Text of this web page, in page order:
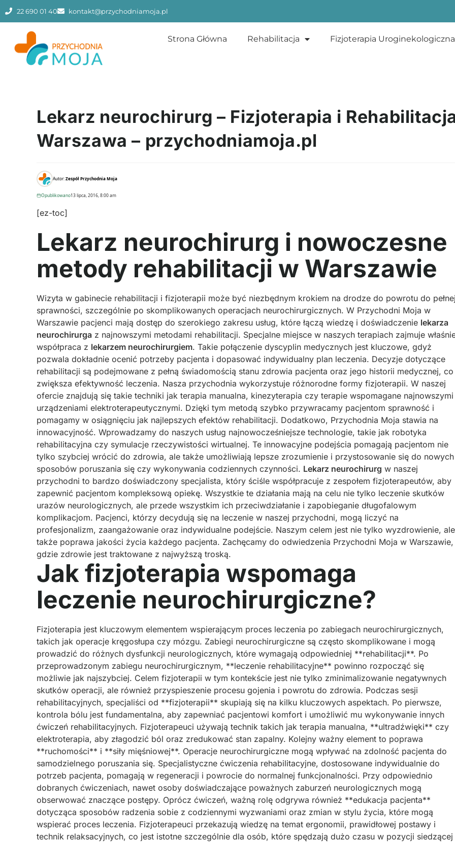
22 690 01 40 kontakt@przychodniamoja.pl
Strona Główna Rehabilitacja Fizjoterapia Uroginekologiczna
Lekarz neurochirurg – Fizjoterapia i
Warszawa – przychodniamoja.pl
Autor:Zespół Przychodnia Moja
Opublikowano13 lipca, 2016, 8:00 am
[ez-toc]
Lekarz neurochirurg i nowoczesne
metody rehabilitacji w Warszawie
Wizyta w gabinecie rehabilitacji i fizjoterapii może być niezbędnym krokiem na drodze do powrotu do
sprawności, szczególnie po skomplikowanych operacjach neurochirurgicznych. W Przychodni Moja w
Warszawie pacjenci mają dostęp do szerokiego zakresu usług, które łączą wiedzę i doświadczenie lekarza
neurochirurga z najnowszymi metodami rehabilitacji. Specjalne miejsce w naszych terapiach zajmuje
współpraca z lekarzem neurochirurgiem. Takie połączenie dyscyplin medycznych jest kluczowe, gdyż
pozwala dokładnie ocenić potrzeby pacjenta i dopasować indywidualny plan leczenia. Decyzje dotyczące
rehabilitacji są podejmowane z pełną świadomością stanu zdrowia pacjenta oraz jego historii medycznej, co
zwiększa efektywność leczenia. Nasza przychodnia wykorzystuje różnorodne formy fizjoterapii. W naszej
ofercie znajdują się takie techniki jak terapia manualna, kinezyterapia czy terapie wspomagane najnowszymi
urządzeniami elektroterapeutycznymi. Dzięki tym metodą szybko przywracamy pacjentom sprawność i
pomagamy w osiągnięciu jak najlepszych efektów rehabilitacji. Dodatkowo, Przychodnia Moja stawia na
innowacyjność. Wprowadzamy do naszych usług najnowocześniejsze technologie, takie jak robotyka
rehabilitacyjna czy symulacje rzeczywistości wirtualnej. Te innowacyjne podejścia pomagają pacjentom nie
tylko szybciej wrócić do zdrowia, ale także umożliwiają lepsze zrozumienie i przystosowanie się do nowych
sposobów poruszania się czy wykonywania codziennych czynności. Lekarz neurochirurg w naszej
przychodni to bardzo doświadczony specjalista, który ściśle współpracuje z zespołem fizjoterapeutów, aby
zapewnić pacjentom kompleksową opiekę. Wszystkie te działania mają na celu nie tylko leczenie skutków
urazów neurologicznych, ale przede wszystkim ich przeciwdziałanie i zapobieganie długofalowym
komplikacjom. Pacjenci, którzy decydują się na leczenie w naszej przychodni, mogą liczyć na
profesjonalizm, zaangażowanie oraz indywidualne podejście. Naszym celem jest nie tylko wyzdrowienie, ale
także poprawa jakości życia każdego pacjenta. Zachęcamy do odwiedzenia Przychodni Moja w Warszawie,
gdzie zdrowie jest traktowane z najwyższą troską.
Jak fizjoterapia wspomaga
leczenie neurochirurgiczne?
Fizjoterapia jest kluczowym elementem wspierającym proces leczenia po zabiegach neurochirurgicznych,
takich jak operacje kręgosłupa czy mózgu. Zabiegi neurochirurgiczne są często skomplikowane i mogą
prowadzić do różnych dysfunkcji neurologicznych, które wymagają odpowiedniej **rehabilitacji**. Po
przeprowadzonym zabiegu neurochirurgicznym, **leczenie rehabilitacyjne** powinno rozpocząć się
możliwie jak najszybciej. Celem fizjoterapii w tym kontekście jest nie tylko zminimalizowanie negatywnych
skutków operacji, ale również przyspieszenie procesu gojenia i powrotu do zdrowia. Podczas sesji
rehabilitacyjnych, specjaliści od **fizjoterapii** skupiają się na kilku kluczowych aspektach. Po pierwsze,
kontrola bólu jest fundamentalna, aby zapewniać pacjentowi komfort i umożliwić mu wykonywanie innych
ćwiczeń rehabilitacyjnych. Fizjoterapeuci używają technik takich jak terapia manualna, **ultradźwięki** czy
elektroterapia, aby złagodzić ból oraz zredukować stan zapalny. Kolejny ważny element to poprawa
**ruchomości** i **siły mięśniowej**. Operacje neurochirurgiczne mogą wpływać na zdolność pacjenta do
samodzielnego poruszania się. Specjalistyczne ćwiczenia rehabilitacyjne, dostosowane indywidualnie do
potrzeb pacjenta, pomagają w regeneracji i powrocie do normalnej funkcjonalności. Przy odpowiednio
dobranych ćwiczeniach, nawet osoby doświadczające poważnych zaburzeń neurologicznych mogą
obserwować znaczące postępy. Oprócz ćwiczeń, ważną rolę odgrywa również **edukacja pacjenta**
dotycząca sposobów radzenia sobie z codziennymi wyzwaniami oraz zmian w stylu życia, które mogą
wspierać proces leczenia. Fizjoterapeuci przekazują wiedzę na temat ergonomii, prawidłowej postawy i
technik relaksacyjnych, co jest istotne szczególnie dla osób, które spędzają dużo czasu w pozycji siedzącej